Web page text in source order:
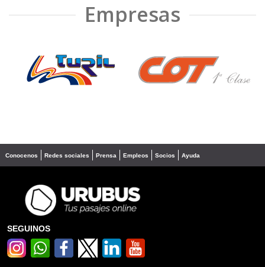
Empresas
❮ ❯
Conocenos Redes sociales Prensa Empleos Socios Ayuda
SEGUINOS